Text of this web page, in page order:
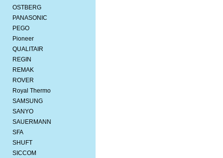
OSTBERG
PANASONIC
PEGO
Pioneer
QUALITAIR
REGIN
REMAK
ROVER
Royal Thermo
SAMSUNG
SANYO
SAUERMANN
SFA
SHUFT
SICCOM